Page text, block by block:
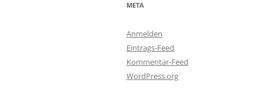
META
Anmelden
Eintrags-Feed
Kommentar-Feed
WordPress.org